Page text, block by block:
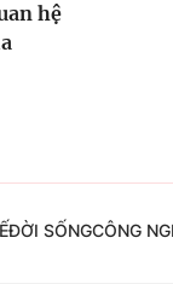
hệ
ĐỜI SỐNGCÔNG